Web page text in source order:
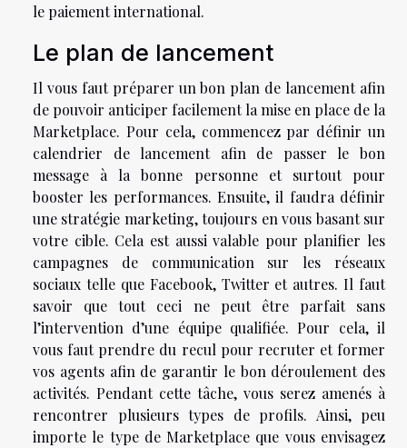
le paiement international.
Le plan de lancement
Il vous faut préparer un bon plan de lancement afin
de pouvoir anticiper facilement la mise en place de la
Marketplace. Pour cela, commencez par définir un
calendrier de lancement afin de passer le bon
message à la bonne personne et surtout pour
booster les performances. Ensuite, il faudra définir
une stratégie marketing, toujours en vous basant sur
votre cible. Cela est aussi valable pour planifier les
campagnes de communication sur les réseaux
sociaux telle que Facebook, Twitter et autres. Il faut
savoir que tout ceci ne peut être parfait sans
l’intervention d’une équipe qualifiée. Pour cela, il
vous faut prendre du recul pour recruter et former
vos agents afin de garantir le bon déroulement des
activités. Pendant cette tâche, vous serez amenés à
rencontrer plusieurs types de profils. Ainsi, peu
importe le type de Marketplace que vous envisagez